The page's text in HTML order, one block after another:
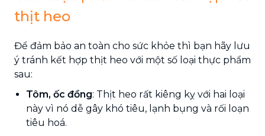
thịt heo
Để đảm bảo an toàn cho sức khỏe thì bạn hãy lưu
ý tránh kết hợp thịt heo với một số loại thực phẩm
sau:
Tôm, ốc đồng: Thịt heo rất kiêng kỵ với hai loại
này vì nó dễ gây khó tiêu, lạnh bụng và rối loạn
tiêu hoá.